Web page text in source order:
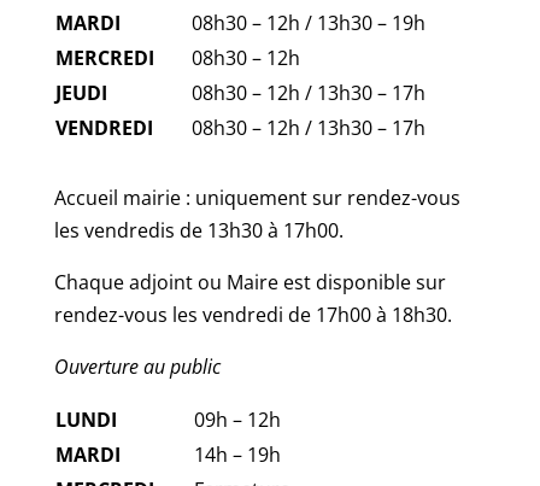
MARDI
08h30 – 12h / 13h30 – 19h
MERCREDI
08h30 – 12h
JEUDI
08h30 – 12h / 13h30 – 17h
VENDREDI
08h30 – 12h / 13h30 – 17h
Accueil mairie : uniquement sur rendez-vous
les vendredis de 13h30 à 17h00.
Chaque adjoint ou Maire est disponible sur
rendez-vous les vendredi de 17h00 à 18h30.
Ouverture au public
LUNDI
09h – 12h
MARDI
14h – 19h